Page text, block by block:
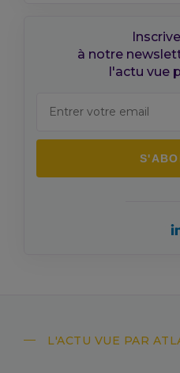
à notre
l'actu vue
L'ACTU VUE PAR